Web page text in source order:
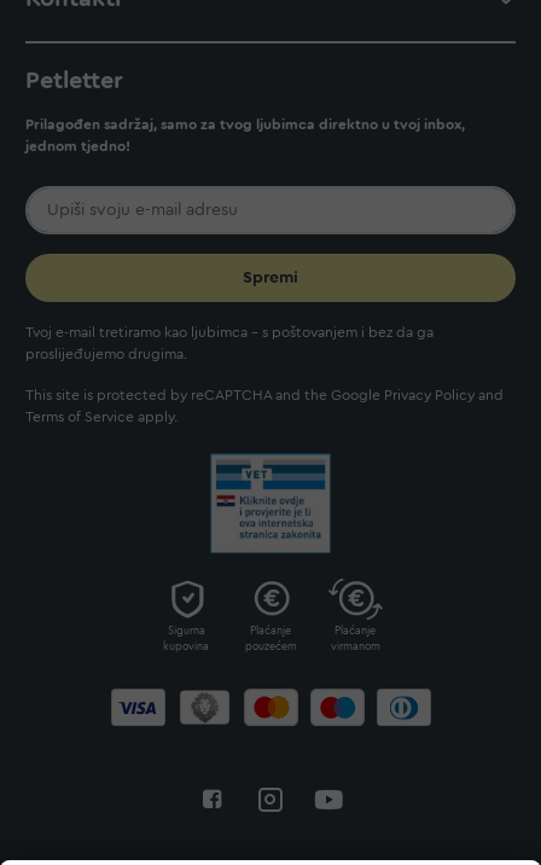
Petletter
Prilagođen sadržaj, samo za tvog ljubimca direktno u tvoj inbox,
jednom tjedno!
Spremi
Tvoj e-mail tretiramo kao ljubimca - s poštovanjem i bez da ga
proslijeđujemo drugima.
This site is protected by reCAPTCHA and the Google Privacy Policy and
Terms of Service apply.
Sigurna
kupovina
Plaćanje
pouzećem
Plaćanje
virmanom